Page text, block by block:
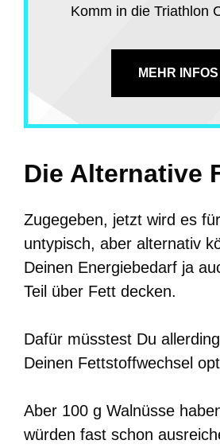
Komm in die Triathlon
MEHR INFOS
Die Alternative
Zugegeben, jetzt wird es
untypisch, aber alternativ
Deinen Energiebedarf ja
Teil über Fett decken.
Dafür müsstest Du
Deinen Fettstoffwechsel
Aber 100 g Walnüsse
würden fast schon